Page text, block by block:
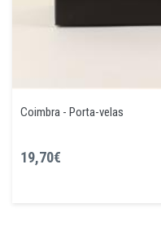
Coimbra - Porta-velas
19,70€